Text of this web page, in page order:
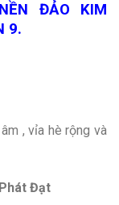
ĐẢO KIM
9.
, vỉa hè rộng và
Đạt